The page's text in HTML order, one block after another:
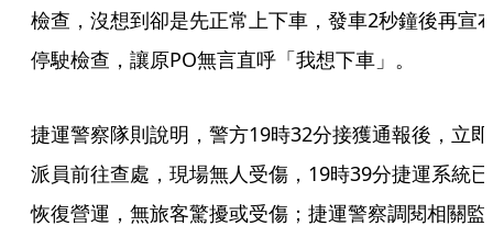
檢查，沒想到卻是先正常上下車，發車2秒鐘後再宣
停駛檢查，讓原PO無言直呼「我想下車」。
捷運警察隊則說明，警方19時32分接獲通報後，立即
派員前往查處，現場無人受傷，19時39分捷運系統已
恢復營運，無旅客驚擾或受傷；捷運警察調閱相關監